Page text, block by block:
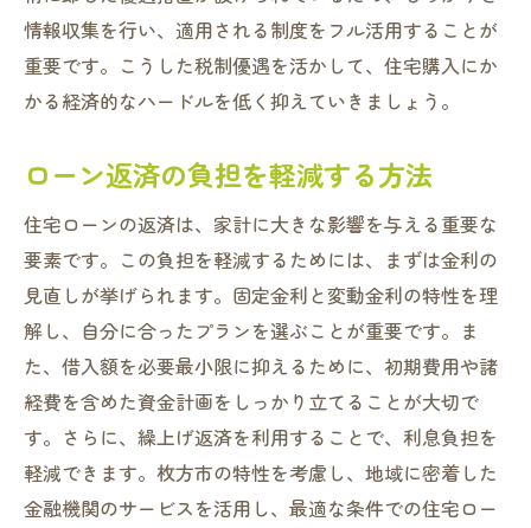
情報収集を行い、適用される制度をフル活用することが
重要です。こうした税制優遇を活かして、住宅購入にか
かる経済的なハードルを低く抑えていきましょう。
ローン返済の負担を軽減する方法
住宅ローンの返済は、家計に大きな影響を与える重要な
要素です。この負担を軽減するためには、まずは金利の
見直しが挙げられます。固定金利と変動金利の特性を理
解し、自分に合ったプランを選ぶことが重要です。ま
た、借入額を必要最小限に抑えるために、初期費用や諸
経費を含めた資金計画をしっかり立てることが大切で
す。さらに、繰上げ返済を利用することで、利息負担を
軽減できます。枚方市の特性を考慮し、地域に密着した
金融機関のサービスを活用し、最適な条件での住宅ロー